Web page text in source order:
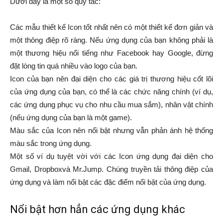
Các mẫu thiết kế Icon tốt nhất nên có một thiết kế đơn giản và
một thông điệp rõ ràng. Nếu ứng dụng của bạn không phải là
một thương hiệu nổi tiếng như Facebook hay Google, đừng
đặt lòng tin quá nhiều vào logo của bạn.
Icon của bạn nên đại diện cho các giá trị thương hiệu cốt lõi
của ứng dụng của bạn, có thể là các chức năng chính (ví dụ,
các ứng dụng phục vụ cho nhu cầu mua sắm), nhân vật chính
(nếu ứng dụng của bạn là một game).
Màu sắc của Icon nên nổi bật nhưng vẫn phản ánh hệ thống
màu sắc trong ứng dụng.
Một số ví dụ tuyệt vời với các Icon ứng dụng đại diện cho
Gmail, Dropboxvà Mr.Jump. Chúng truyền tải thông điệp của
ứng dụng và làm nổi bật các đặc điểm nổi bật của ứng dụng.
Nổi bật hơn hẳn các ứng dụng khác